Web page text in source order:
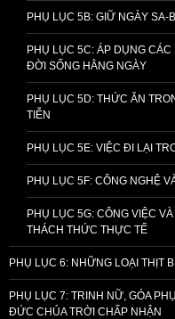
PHỤ LỤC 5B: GIỮ NGÀY SA-
PHỤ LỤC 5C: ÁP DỤNG
ĐỜI SỐNG HẰNG NGÀY
PHỤ LỤC 5D: THỨC ĂN
TIỄN
PHỤ LỤC 5E: VIỆC ĐI LẠI
PHỤ LỤC 5F: CÔNG NGHỆ
PHỤ LỤC 5G: CÔNG VIỆC
THÁCH THỨC THỰC TẾ
PHỤ LỤC 6: NHỮNG LOẠI THỊT
PHỤ LỤC 7: TRINH NỮ, GÓA
ĐỨC CHÚA TRỜI CHẤP NHẬN